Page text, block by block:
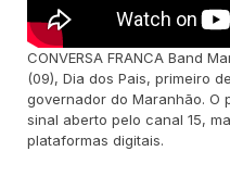
CONVERSA FRANCA Band
(09), Dia dos Pais, primeiro
governador do Maranhão. O
sinal aberto pelo canal 15,
plataformas digitais.